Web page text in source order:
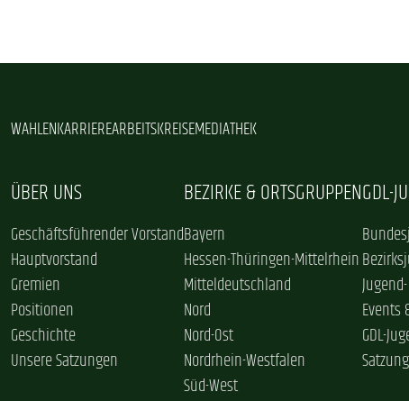
WAHLENKARRIEREARBEITSKREISEMEDIATHEK
ÜBER UNS
Geschäftsführender Vorstand
Hauptvorstand
Gremien
Positionen
Geschichte
Unsere Satzungen
BEZIRKE & ORTSGRUPPEN
Bayern
Hessen-Thüringen-Mittelrhein
Mitteldeutschland
Nord
Nord-Ost
Nordrhein-Westfalen
Süd-West
GDL-
Events
GDL-